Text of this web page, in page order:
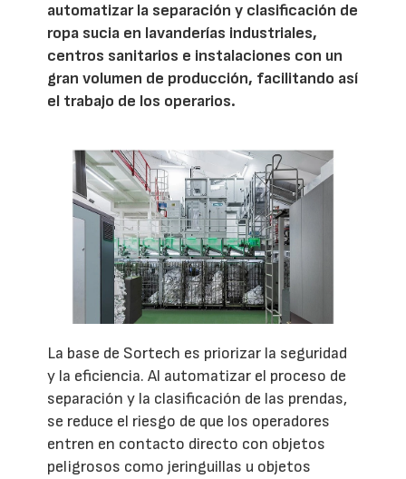
automatizar la separación y clasificación de
ropa sucia en lavanderías industriales,
centros sanitarios e instalaciones con un
gran volumen de producción, facilitando así
el trabajo de los operarios.
La base de Sortech es priorizar la seguridad
y la eficiencia. Al automatizar el proceso de
separación y la clasificación de las prendas,
se reduce el riesgo de que los operadores
entren en contacto directo con objetos
peligrosos como jeringuillas u objetos